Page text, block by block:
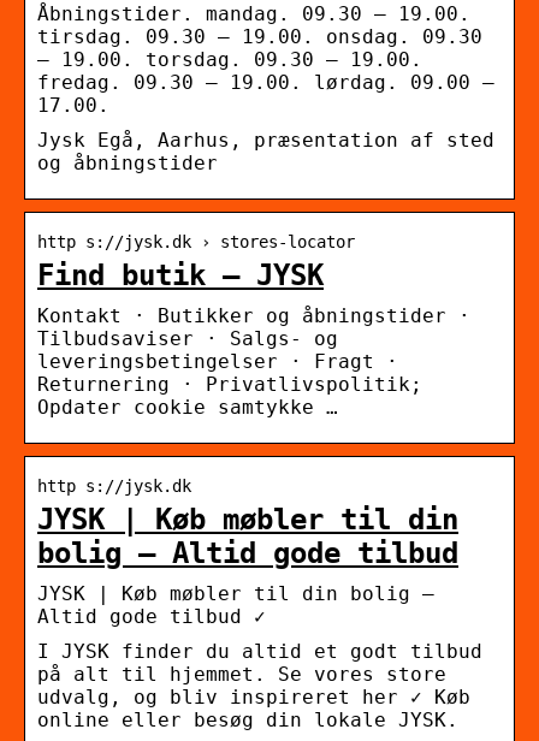
Åbningstider. mandag. 09.30 – 19.00.
tirsdag. 09.30 – 19.00. onsdag. 09.30
– 19.00. torsdag. 09.30 – 19.00.
fredag. 09.30 – 19.00. lørdag. 09.00 –
17.00.
Jysk Egå, Aarhus, præsentation af sted
og åbningstider
http s://jysk.dk › stores-locator
Find butik – JYSK
Kontakt · Butikker og åbningstider ·
Tilbudsaviser · Salgs- og
leveringsbetingelser · Fragt ·
Returnering · Privatlivspolitik;
Opdater cookie samtykke …
http s://jysk.dk
JYSK | Køb møbler til din
bolig – Altid gode tilbud
JYSK | Køb møbler til din bolig –
Altid gode tilbud ✓
I JYSK finder du altid et godt tilbud
på alt til hjemmet. Se vores store
udvalg, og bliv inspireret her ✓ Køb
online eller besøg din lokale JYSK.